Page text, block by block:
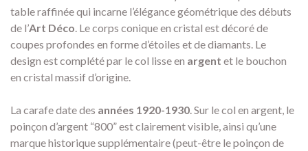
table raffinée qui incarne l’élégance géométrique des débuts
de l’Art Déco. Le corps conique en cristal est décoré de
coupes profondes en forme d’étoiles et de diamants. Le
design est complété par le col lisse en argent et le bouchon
en cristal massif d’origine.
La carafe date des années 1920-1930. Sur le col en argent, le
poinçon d’argent “800” est clairement visible, ainsi qu’une
marque historique supplémentaire (peut-être le poinçon de